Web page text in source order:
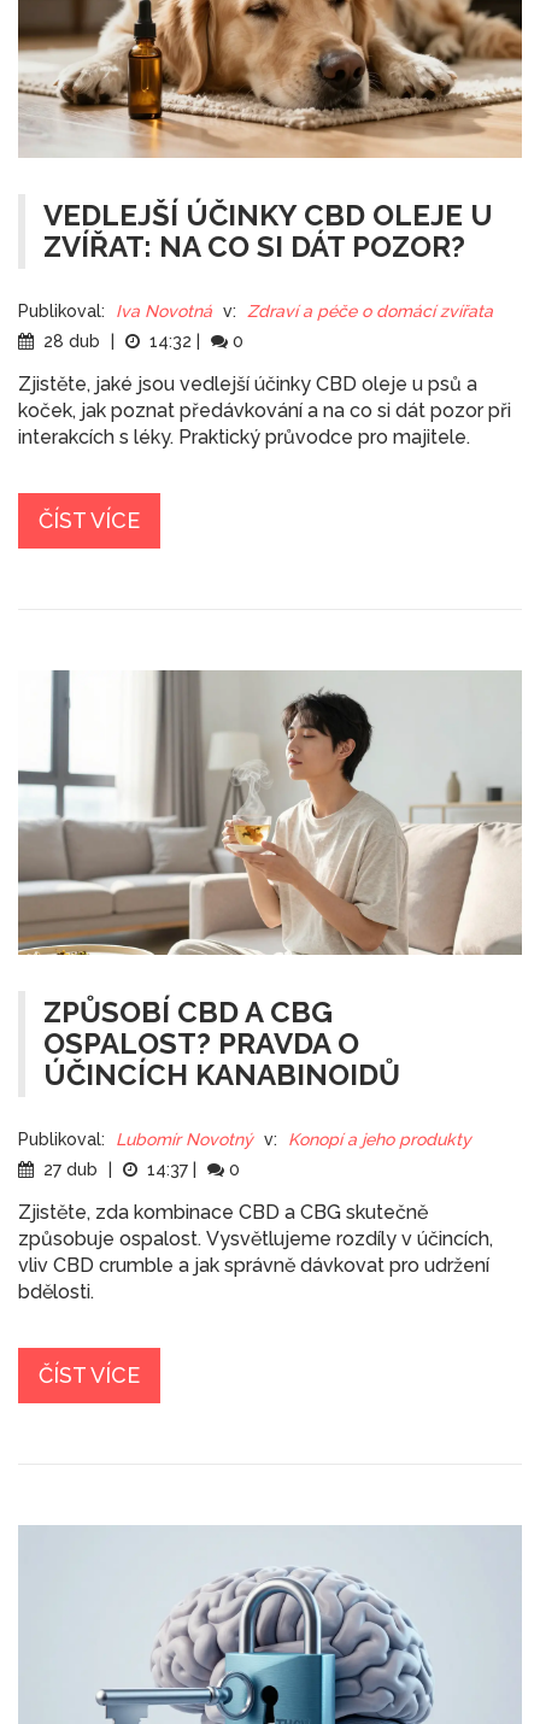
VEDLEJŠÍ ÚČINKY CBD OLEJE U
ZVÍŘAT: NA CO SI DÁT POZOR?
Publikoval: Iva Novotná v:
Zdraví a péče o domácí zvířata
28 dub
14:32 0
Zjistěte, jaké jsou vedlejší účinky CBD oleje u psů a
koček, jak poznat předávkování a na co si dát pozor při
interakcích s léky. Praktický průvodce pro majitele.
ČÍST VÍCE
ZPŮSOBÍ CBD A CBG
OSPALOST? PRAVDA O
ÚČINCÍCH KANABINOIDŮ
Publikoval: Lubomír Novotný v:
Konopí a jeho produkty
27 dub
| 14:37 | 0
Zjistěte, zda kombinace CBD a CBG skutečně
způsobuje ospalost. Vysvětlujeme rozdíly v účincích,
vliv CBD crumble a jak správně dávkovat pro udržení
bdělosti.
ČÍST VÍCE